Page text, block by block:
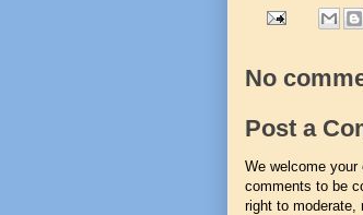
No
Post a
We welcome
comments to be
right to moderate,